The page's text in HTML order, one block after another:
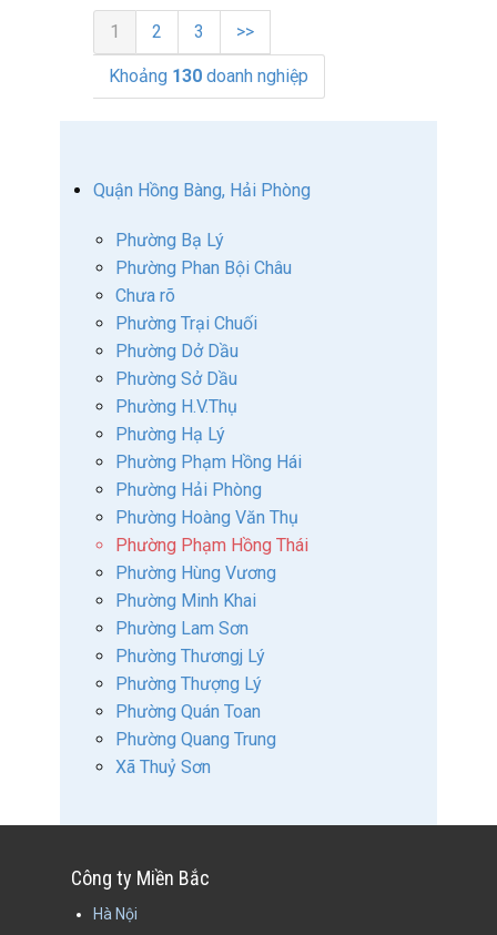
1 2 3 >>
Khoảng 130 doanh nghiệp
Quận Hồng Bàng, Hải Phòng
Phường Bạ Lý
Phường Phan Bội Châu
Chưa rõ
Phường Trại Chuối
Phường Dở Dầu
Phường Sở Dầu
Phường H.V.Thụ
Phường Hạ Lý
Phường Phạm Hồng Hái
Phường Hải Phòng
Phường Hoàng Văn Thụ
Phường Phạm Hồng Thái
Phường Hùng Vương
Phường Minh Khai
Phường Lam Sơn
Phường Thươngj Lý
Phường Thượng Lý
Phường Quán Toan
Phường Quang Trung
Xã Thuỷ Sơn
Công ty Miền Bắc
Hà Nội